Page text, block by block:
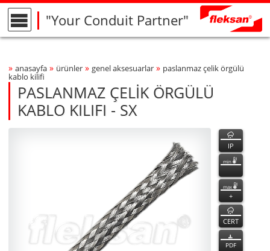
"Your Conduit Partner"
Breadcrumbs Navigation
» anasayfa » ürünler » genel aksesuarlar » paslanmaz çeli̇k örgülü
kablo kilifi
PASLANMAZ ÇELİK ÖRGÜLÜ
KABLO KILIFI - SX
SX
SX özellikler
IP
min
max
+
CERT
PDF